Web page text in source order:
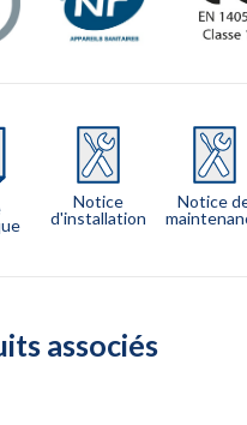
Notice
d'installation
Notice
associés